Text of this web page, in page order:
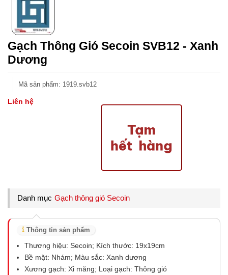
Gạch Thông Gió Secoin SVB12 - Xanh
Dương
Mã sản phẩm: 1919.svb12
Liên hệ
Danh mục Gạch thông gió Secoin
Thông tin sản phẩm
Thương hiệu: Secoin; Kích thước: 19x19cm
Bề mặt: Nhám; Màu sắc: Xanh dương
Xương gạch: Xi măng; Loại gạch: Thông gió